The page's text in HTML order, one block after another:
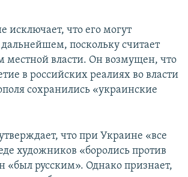
исключает, что его могут
дальнейшем, поскольку считает
местной власти. Он возмущен, что
в российских реалиях во власти
сохранились «украинские
что при Украине «все
художников «боролись против
«был русским». Однако признает,